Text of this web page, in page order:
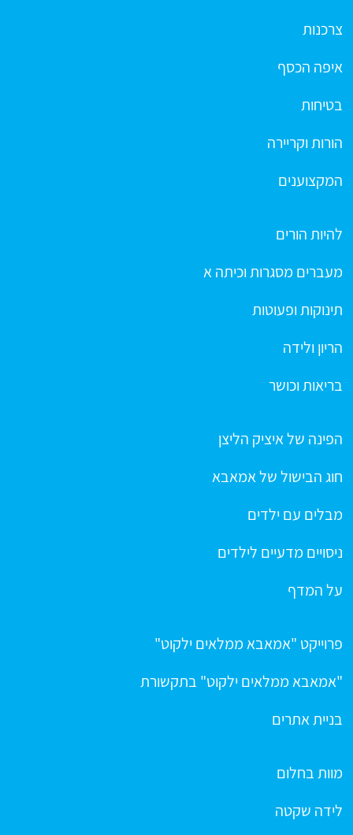
צרכנות
איפה הכסף
בטיחות
הורות וקריירה
המקצוענים
להיות הורים
מעברים מסגרות וכיתה א
תינוקות ופעוטות
הריון ולידה
בריאות וכושר
הפינה של איציק הליצן
חוג הבישול של אמאבא
מבלים עם ילדים
ניסויים מדעיים לילדים
על המדף
פרוייקט "אמאבא ממלאים ילקוט"
"אמאבא ממלאים ילקוט" בתקשורת
בניית אתרים
מוות בחלום
לידה שקטה